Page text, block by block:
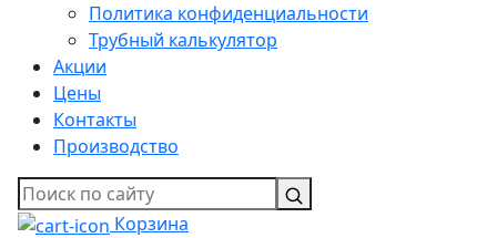
Политика конфиденциальности
Трубный калькулятор
Акции
Цены
Контакты
Производство
Корзина